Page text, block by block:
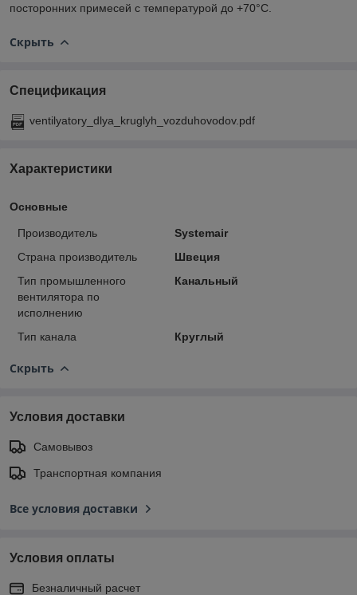
посторонних примесей с температурой до +70°С.
Скрыть
Спецификация
ventilyatory_dlya_kruglyh_vozduhovodov.pdf
Характеристики
Основные
Производитель
Systemair
Страна производитель
Швеция
Тип промышленного
вентилятора по
исполнению
Канальный
Тип канала Круглый
Скрыть
Условия доставки
Самовывоз
Транспортная компания
Все условия доставки
Условия оплаты
Безналичный расчет